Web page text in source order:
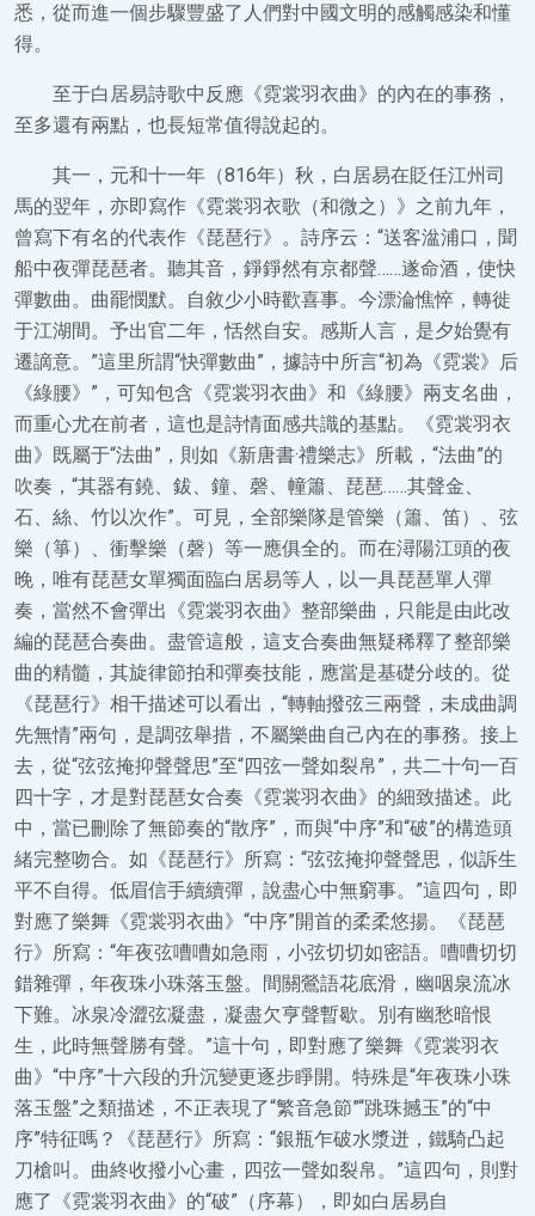
悉，從而進一個步驟豐盛了人們對中國文明的感觸感染和懂
得。
至于白居易詩歌中反應《霓裳羽衣曲》的內在的事務，
至多還有兩點，也長短常值得說起的。
其一，元和十一年（816年）秋，白居易在貶任江州司
馬的翌年，亦即寫作《霓裳羽衣歌（和微之）》之前九年，
曾寫下有名的代表作《琵琶行》。詩序云：“送客湓浦口，聞
船中夜彈琵琶者。聽其音，錚錚然有京都聲……遂命酒，使快
彈數曲。曲罷憫默。自敘少小時歡喜事。今漂淪憔悴，轉徙
于江湖間。予出官二年，恬然自安。感斯人言，是夕始覺有
遷謫意。”這里所謂“快彈數曲”，據詩中所言“初為《霓裳》后
《綠腰》”，可知包含《霓裳羽衣曲》和《綠腰》兩支名曲，
而重心尤在前者，這也是詩情面感共識的基點。《霓裳羽衣
曲》既屬于“法曲”，則如《新唐書·禮樂志》所載，“法曲”的
吹奏，“其器有鐃、鈸、鐘、磬、幢簫、琵琶……其聲金、
石、絲、竹以次作”。可見，全部樂隊是管樂（簫、笛）、弦
樂（箏）、衝擊樂（磬）等一應俱全的。而在潯陽江頭的夜
晚，唯有琵琶女單獨面臨白居易等人，以一具琵琶單人彈
奏，當然不會彈出《霓裳羽衣曲》整部樂曲，只能是由此改
編的琵琶合奏曲。盡管這般，這支合奏曲無疑稀釋了整部樂
曲的精髓，其旋律節拍和彈奏技能，應當是基礎分歧的。從
《琵琶行》相干描述可以看出，“轉軸撥弦三兩聲，未成曲調
先無情”兩句，是調弦舉措，不屬樂曲自己內在的事務。接上
去，從“弦弦掩抑聲聲思”至“四弦一聲如裂帛”，共二十句一百
四十字，才是對琵琶女合奏《霓裳羽衣曲》的細致描述。此
中，當已刪除了無節奏的“散序”，而與“中序”和“破”的構造頭
緒完整吻合。如《琵琶行》所寫：“弦弦掩抑聲聲思，似訴生
平不自得。低眉信手續續彈，說盡心中無窮事。”這四句，即
對應了樂舞《霓裳羽衣曲》“中序”開首的柔柔悠揚。《琵琶
行》所寫：“年夜弦嘈嘈如急雨，小弦切切如密語。嘈嘈切切
錯雜彈，年夜珠小珠落玉盤。間關鶯語花底滑，幽咽泉流冰
下難。冰泉冷澀弦凝盡，凝盡欠亨聲暫歇。別有幽愁暗恨
生，此時無聲勝有聲。”這十句，即對應了樂舞《霓裳羽衣
曲》“中序”十六段的升沉變更逐步睜開。特殊是“年夜珠小珠
落玉盤”之類描述，不正表現了“繁音急節”“跳珠撼玉”的“中
序”特征嗎？《琵琶行》所寫：“銀瓶乍破水漿迸，鐵騎凸起
刀槍叫。曲終收撥小心畫，四弦一聲如裂帛。”這四句，則對
應了《霓裳羽衣曲》的“破”（序幕），即如白居易自